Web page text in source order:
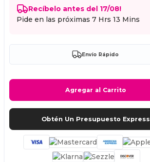
Recíbelo antes del 17/08!
Pide en las próximas7 Hrs 13 Mins
Envío Rápido
Agregar al Carrito
Obtén Un Presupuesto Express